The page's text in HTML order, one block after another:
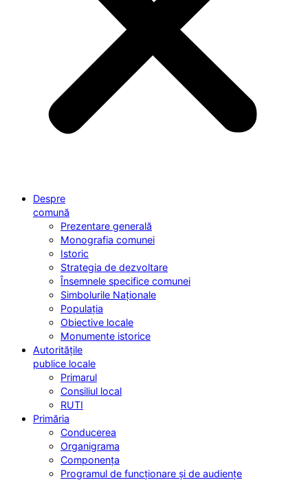
Despre
comună
Prezentare generală
Monografia comunei
Istoric
Strategia de dezvoltare
Însemnele specifice comunei
Simbolurile Naționale
Populația
Obiective locale
Monumente istorice
Autoritățile
publice locale
Primarul
Consiliul local
RUTI
Primăria
Conducerea
Organigrama
Componența
Programul de funcționare și de audiențe